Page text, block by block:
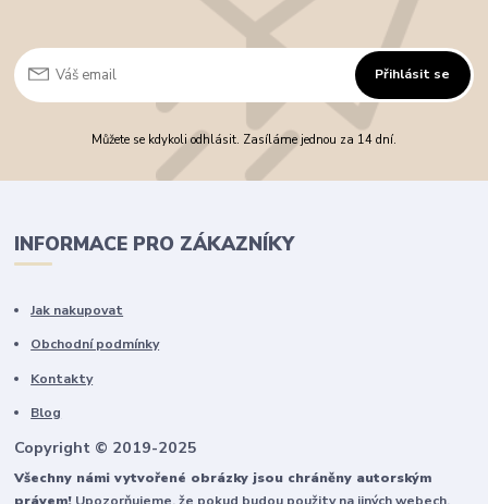
Přihlásit se
Můžete se kdykoli odhlásit. Zasíláme jednou za 14 dní.
INFORMACE PRO ZÁKAZNÍKY
Jak nakupovat
Obchodní podmínky
Kontakty
Blog
Copyright © 2019-2025
Všechny námi vytvořené obrázky jsou chráněny autorským
právem! Upozorňujeme, že pokud budou použity na jiných webech,